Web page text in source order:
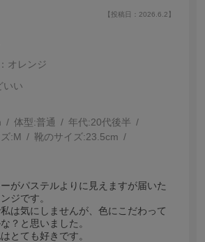
【投稿日：2026.6.2】
オレンジ
いい
体型:普通 年代:20代後半
:M 靴のサイズ:23.5cm
がパステルよりに見えますが届いた
ジです。
は気にしませんが、色にこだわって
？と思いました。
とても好きです。